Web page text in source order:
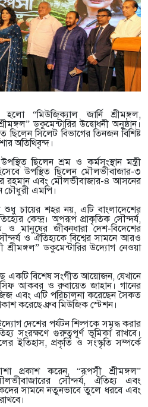
হলো “মিউজিক্যাল জার্নি শ্রীমঙ্গল,
ডকুমেন্টারির উদ্বোধনী অনুষ্ঠান।
সিলেট বিভাগের তিনজন বিশিষ্ট
অতিথিবৃন্দ।
ছিলেন শ্রম ও কর্মসংস্থান মন্ত্রী
উপস্থিত ছিলেন মৌলভীবাজার-৩
রহমান এবং মৌলভীবাজার-৪ আসনের
চৌধুরী এমপি।
শুধু চায়ের শহর নয়, এটি বাংলাদেশের
কেন্দ্র। অপরূপ প্রাকৃতিক সৌন্দর্য,
ও মানুষের জীবনধারা দেশ-বিদেশের
ও ঐতিহ্যকে বিশ্বের সামনে আরও
ডকুমেন্টারির উদ্যোগ নেওয়া
একটি বিশেষ সংগীত আয়োজন, যেখানে
আকবর ও রুবায়েত জাহান। গানের
এবং এটি পরিচালনা করেছেন সৈকত
করেছে ধ্রুব মিউজিক স্টেশন।
দেশের পর্যটন শিল্পকে সমৃদ্ধ করার
সংরক্ষণে গুরুত্বপূর্ণ ভূমিকা রাখবে।
ইতিহাস, প্রকৃতি ও সংস্কৃতি সম্পর্কে
প্রকাশ করেন, “রূপসী শ্রীমঙ্গল”
সৌন্দর্য, ঐতিহ্য এবং
সামনে নতুনভাবে তুলে ধরবে এবং